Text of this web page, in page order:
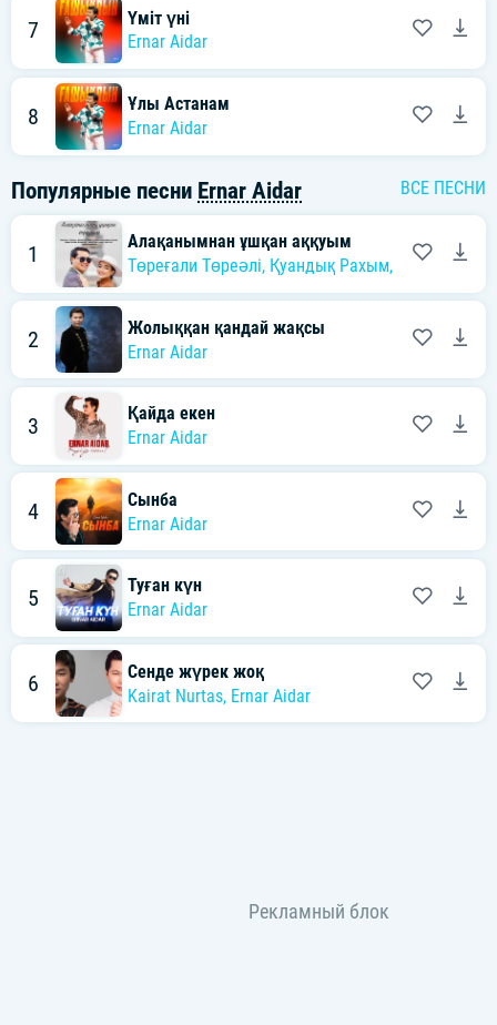
7
Үміт үні
Ernar Aidar
8
Ұлы Астанам
Ernar Aidar
Популярные песни Ernar Aidar ВСЕ ПЕСНИ
1
Алақанымнан ұшқан аққуым
Төреғали Төреәлі, Қуандық Рахым,
2
Жолыққан қандай жақсы
Ernar Aidar
3
Қайда екен
Ernar Aidar
4
Сынба
Ernar Aidar
5
Туған күн
Ernar Aidar
6
Сенде жүрек жоқ
Kairat Nurtas, Ernar Aidar